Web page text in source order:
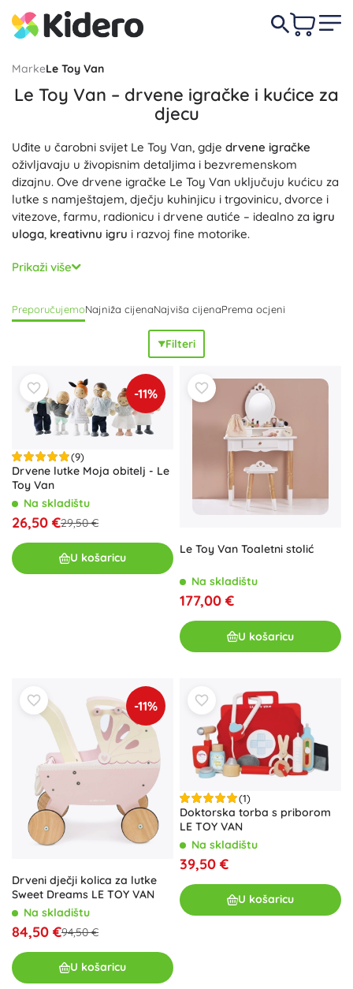
MarkeLe Toy Van
Le Toy Van – drvene igračke i kućice za
djecu
Uđite u čarobni svijet Le Toy Van, gdje drvene igračke
oživljavaju u živopisnim detaljima i bezvremenskom
dizajnu. Ove drvene igračke Le Toy Van uključuju kućicu za
lutke s namještajem, dječju kuhinjicu i trgovinicu, dvorce i
vitezove, farmu, radionicu i drvene autiće – idealno za igru
uloga, kreativnu igru i razvoj fine motorike.
Igračke Le Toy Van izrađene su od održivog drva
(kaučukovac) i oslikane vodenim, netoksičnim i ekološki
brušeni rubovi i čvrsta konstrukcija jamčesigurnu
igru bez kompromisa. Brend Le Toy Van
razvija maštu i vještine: set namirnica za kuhinjicu, alat za
radionicu, figurice uz dvorac ili namještaj za kućicu potiču
komunikaciju, koordinaciju i stvaralaštvo. Bilo da birate za
predškolca ili školarca, Le Toy Van je
kvalitetan,
bezvremenskidarza svaku priliku.
Prikaži više
PreporučujemoNajniža cijenaNajviša cijenaPrema ocjeni
Filteri
-11%
(9)
Drvene lutke Moja obitelj - Le
Toy Van
Na skladištu
26,50 €29,50 €
U košaricu
Le Toy Van Toaletni stolić
Na skladištu
177,00 €
U košaricu
-11%
Drveni dječji kolica za lutke
Sweet Dreams LE TOY VAN
Na skladištu
84,50 €94,50 €
U košaricu
(1)
Doktorska torba s priborom
LE TOY VAN
Na skladištu
39,50 €
U košaricu